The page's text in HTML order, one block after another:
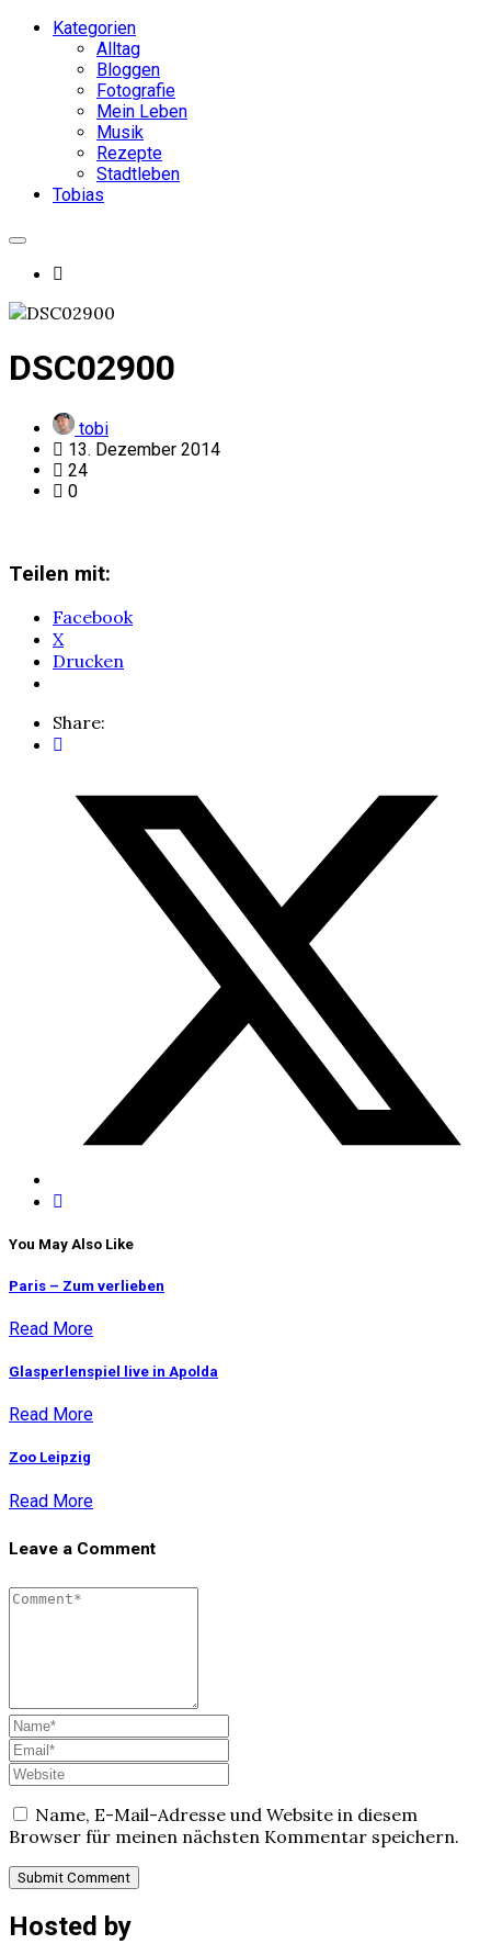
Kategorien
Alltag
Bloggen
Fotografie
Mein Leben
Musik
Rezepte
Stadtleben
Tobias
DSC02900
tobi
13. Dezember 2014
24
0
Teilen mit:
Facebook
X
Drucken
Share:
You May Also Like
Paris – Zum verlieben
Read More
Glasperlenspiel live in Apolda
Read More
Zoo Leipzig
Read More
Leave a Comment
Name, E-Mail-Adresse und Website in diesem
Browser für meinen nächsten Kommentar speichern.
Hosted by